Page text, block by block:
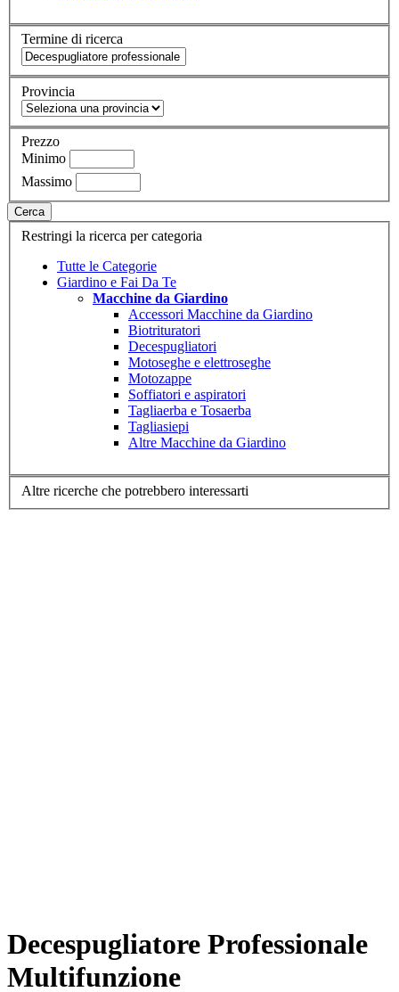
Termine di ricerca
Provincia
Prezzo
Minimo
Massimo
Cerca
Restringi la ricerca per categoria
Tutte le Categorie
Giardino e Fai Da Te
Macchine da Giardino
Accessori Macchine da Giardino
Biotrituratori
Decespugliatori
Motoseghe e elettroseghe
Motozappe
Soffiatori e aspiratori
Tagliaerba e Tosaerba
Tagliasiepi
Altre Macchine da Giardino
Altre ricerche che potrebbero interessarti
Decespugliatore Professionale
Multifunzione